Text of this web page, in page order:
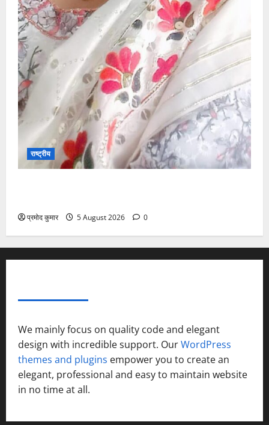
राष्ट्रीय
प्रमोद कुमार 5 August 2026 0
We mainly focus on quality code and elegant
design with incredible support. OurWordPress
themes and plugins empower you to create an
elegant, professional and easy to maintain website
in no time at all.